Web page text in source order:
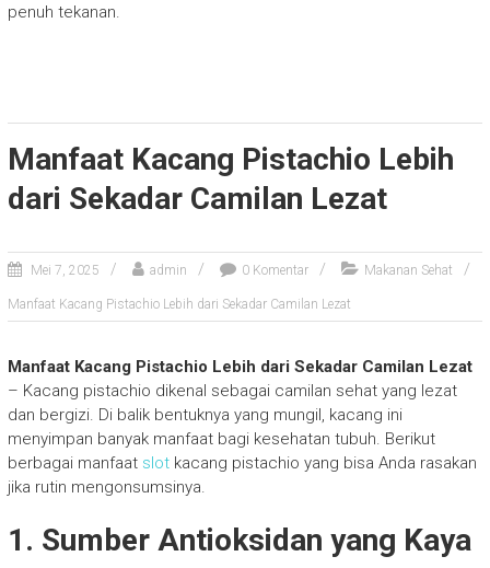
penuh tekanan.
Manfaat Kacang Pistachio Lebih
dari Sekadar Camilan Lezat
Mei 7, 2025 admin 0 Komentar Makanan Sehat
Manfaat Kacang Pistachio Lebih dari Sekadar Camilan Lezat
Manfaat Kacang Pistachio Lebih dari Sekadar Camilan Lezat
– Kacang pistachio dikenal sebagai camilan sehat yang lezat
dan bergizi. Di balik bentuknya yang mungil, kacang ini
menyimpan banyak manfaat bagi kesehatan tubuh. Berikut
berbagai manfaat slotkacang pistachio yang bisa Anda rasakan
jika rutin mengonsumsinya.
1. Sumber Antioksidan yang Kaya